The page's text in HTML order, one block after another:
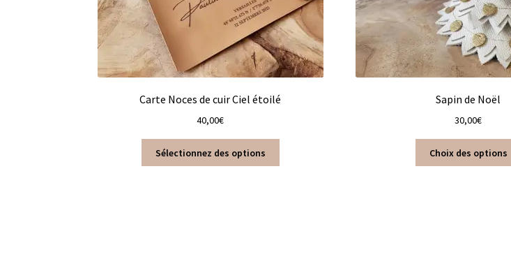
Carte Noces de cuir Ciel étoilé
40,00€
Sélectionnez des options
Sapin de Noël
30,00€
Choix des options